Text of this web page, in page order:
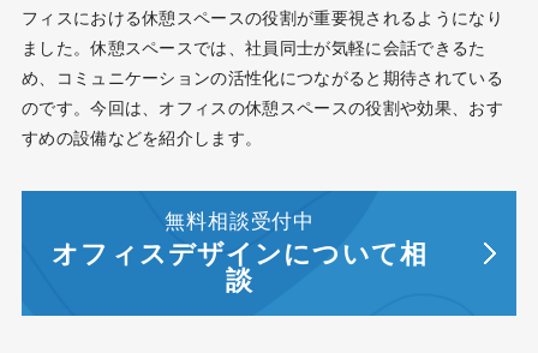
フィスにおける休憩スペースの役割が重要視されるようになり
ました。休憩スペースでは、社員同士が気軽に会話できるた
め、コミュニケーションの活性化につながると期待されている
のです。今回は、オフィスの休憩スペースの役割や効果、おす
すめの設備などを紹介します。
無料相談受付中
オフィスデザインについて相
談